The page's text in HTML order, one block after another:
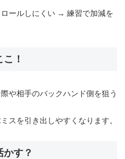
ロールしにくい → 練習で加減を
！
や相手のバックハンド側を狙う
スを引き出しやすくなります。
す？